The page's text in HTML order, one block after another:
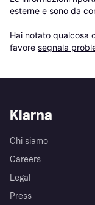
esterne e sono da
Hai notato qualcosa
favore segnala
Klarna
Chi siamo
Careers
Legal
Press